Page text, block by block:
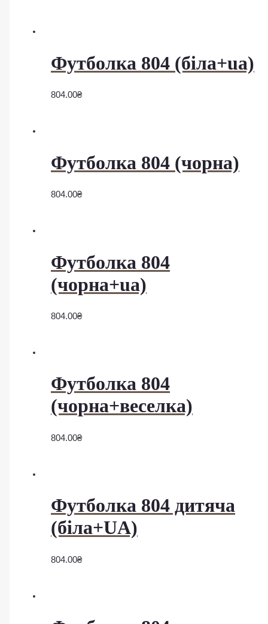
Футболка 804 (біла+ua)
804.00₴
Футболка 804 (чорна)
804.00₴
Футболка 804
(чорна+ua)
804.00₴
Футболка 804
(чорна+веселка)
804.00₴
Футболка 804 дитяча
(біла+UA)
804.00₴